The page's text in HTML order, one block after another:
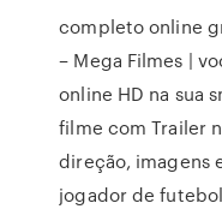
completo online
– Mega Filmes |
online HD na sua
filme com Trailer
direção, imagens
jogador de